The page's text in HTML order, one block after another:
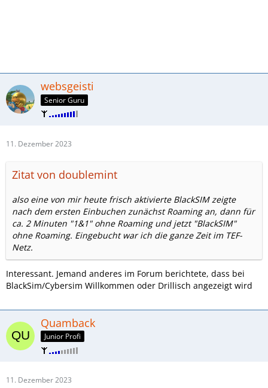
websgeisti
Senior Guru
11. Dezember 2023
Zitat von doublemint
also eine von mir heute frisch aktivierte BlackSIM zeigte
nach dem ersten Einbuchen zunächst Roaming an, dann für
ca. 2 Minuten "1&1" ohne Roaming und jetzt "BlackSIM"
ohne Roaming. Eingebucht war ich die ganze Zeit im TEF-
Netz.
Interessant. Jemand anderes im Forum berichtete, dass bei
BlackSim/Cybersim Willkommen oder Drillisch angezeigt wird
Quamback
Junior Profi
11. Dezember 2023